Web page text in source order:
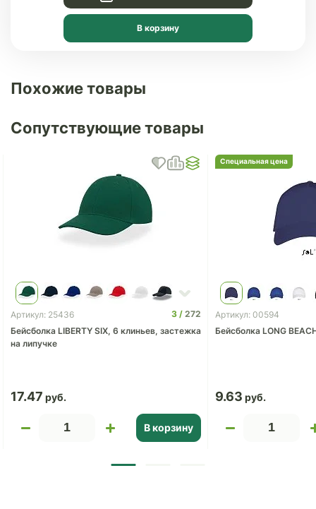
В корзину
Похожие товары
Сопутствующие товары
Артикул: 25436 3
272
Бейсболка LIBERTY SIX, 6 клиньев, застежка
на липучке
17.47
В корзину
Специальная цена
Артикул: 00594
Бейсболка LONG
9.63